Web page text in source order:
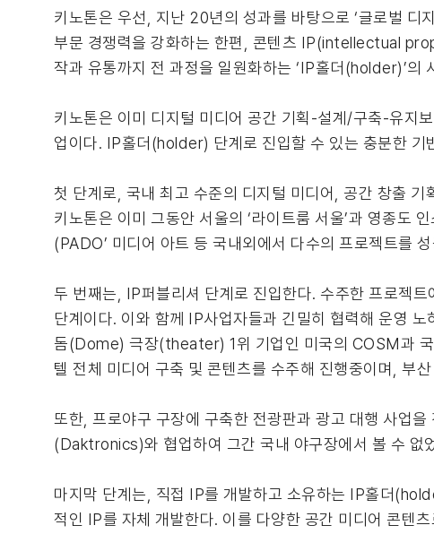
키노톤은 우선, 지난 20년의 성과를 바탕으로 ‘글로벌 디
부문 경쟁력을 강화하는 한편, 콘텐츠 IP(intellectual
작과 유통까지 전 과정을 일원화하는 ‘IP홀더(holder)’의
키노톤은 이미 디지털 미디어 공간 기획-설계/구축-유지
업이다. IP홀더(holder) 단계로 진입할 수 있는 충분한 기
첫 단계로, 국내 최고 수준의 디지털 미디어, 공간 창출
키노톤은 이미 그동안 서울의 ‘라이트룸 서울’과 영종도
(PADO’ 미디어 아트 등 국내외에서 다수의 프로젝트를
두 번째는, IP퍼블리셔 단계로 진입한다. 수주한 프로젝
단계이다. 이와 함께 IP사업자들과 긴밀히 협력해 운영
돔(Dome) 극장(theater) 1위 기업인 미국의 COSM과
텔 전체 미디어 구축 및 콘텐츠를 수주해 진행중이며, 부
또한, 프로야구 구장에 구축한 전광판과 광고 대행 사업
(Daktronics)와 협업하여 그간 국내 야구장에서 볼 수 없
마지막 단계는, 직접 IP를 개발하고 소유하는 IP홀더
적인 IP를 자체 개발한다. 이를 다양한 공간 미디어 콘텐